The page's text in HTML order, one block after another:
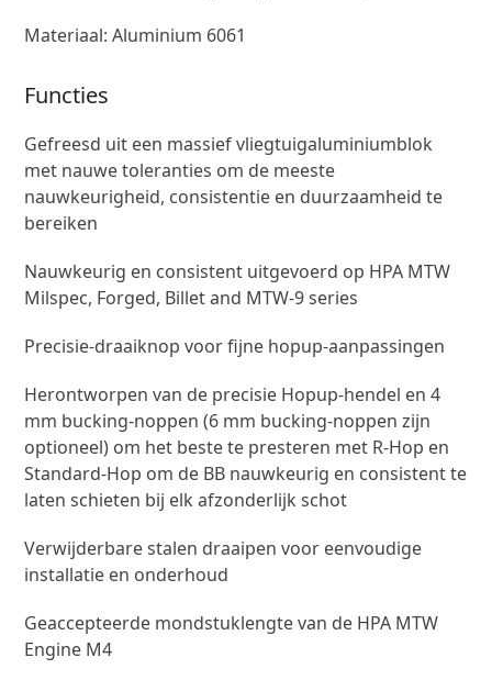
Materiaal: Aluminium 6061
Functies
Gefreesd uit een massief vliegtuigaluminiumblok
met nauwe toleranties om de meeste
nauwkeurigheid, consistentie en duurzaamheid te
bereiken
Nauwkeurig en consistent uitgevoerd op HPA MTW
Milspec, Forged, Billet and MTW-9 series
Precisie-draaiknop voor fijne hopup-aanpassingen
Herontworpen van de precisie Hopup-hendel en 4
mm bucking-noppen (6 mm bucking-noppen zijn
optioneel) om het beste te presteren met R-Hop en
Standard-Hop om de BB nauwkeurig en consistent te
laten schieten bij elk afzonderlijk schot
Verwijderbare stalen draaipen voor eenvoudige
installatie en onderhoud
Geaccepteerde mondstuklengte van de HPA MTW
Engine M4